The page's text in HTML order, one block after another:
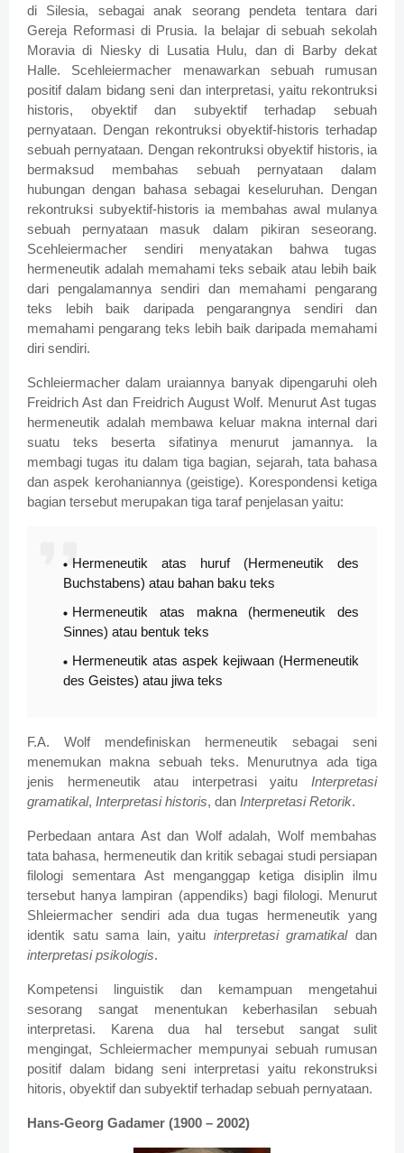
di Silesia, sebagai anak seorang pendeta tentara dari
Gereja Reformasi di Prusia. Ia belajar di sebuah sekolah
Moravia di Niesky di Lusatia Hulu, dan di Barby dekat
Halle. Scehleiermacher menawarkan sebuah rumusan
positif dalam bidang seni dan interpretasi, yaitu rekontruksi
historis, obyektif dan subyektif terhadap sebuah
pernyataan. Dengan rekontruksi obyektif-historis terhadap
sebuah pernyataan. Dengan rekontruksi obyektif historis, ia
bermaksud membahas sebuah pernyataan dalam
hubungan dengan bahasa sebagai keseluruhan. Dengan
rekontruksi subyektif-historis ia membahas awal mulanya
sebuah pernyataan masuk dalam pikiran seseorang.
Scehleiermacher sendiri menyatakan bahwa tugas
hermeneutik adalah memahami teks sebaik atau lebih baik
dari pengalamannya sendiri dan memahami pengarang
teks lebih baik daripada pengarangnya sendiri dan
memahami pengarang teks lebih baik daripada memahami
diri sendiri.
Schleiermacher dalam uraiannya banyak dipengaruhi oleh
Freidrich Ast dan Freidrich August Wolf. Menurut Ast tugas
hermeneutik adalah membawa keluar makna internal dari
suatu teks beserta sifatinya menurut jamannya. Ia
membagi tugas itu dalam tiga bagian, sejarah, tata bahasa
dan aspek kerohaniannya (geistige). Korespondensi ketiga
bagian tersebut merupakan tiga taraf penjelasan yaitu:
Hermeneutik atas huruf (Hermeneutik des
Buchstabens) atau bahan baku teks
Hermeneutik atas makna (hermeneutik des
Sinnes) atau bentuk teks
Hermeneutik atas aspek kejiwaan (Hermeneutik
des Geistes) atau jiwa teks
F.A. Wolf mendefiniskan hermeneutik sebagai seni
menemukan makna sebuah teks. Menurutnya ada tiga
jenis hermeneutik atau interpetrasi yaitu Interpretasi
gramatikal, Interpretasi historis, dan Interpretasi Retorik.
Perbedaan antara Ast dan Wolf adalah, Wolf membahas
tata bahasa, hermeneutik dan kritik sebagai studi persiapan
filologi sementara Ast menganggap ketiga disiplin ilmu
tersebut hanya lampiran (appendiks) bagi filologi. Menurut
Shleiermacher sendiri ada dua tugas hermeneutik yang
identik satu sama lain, yaitu interpretasi gramatikaldan
interpretasi psikologis.
Kompetensi linguistik dan kemampuan mengetahui
sesorang sangat menentukan keberhasilan sebuah
interpretasi. Karena dua hal tersebut sangat sulit
mengingat, Schleiermacher mempunyai sebuah rumusan
positif dalam bidang seni interpretasi yaitu rekonstruksi
hitoris, obyektif dan subyektif terhadap sebuah pernyataan.
Hans-Georg Gadamer (1900 – 2002)